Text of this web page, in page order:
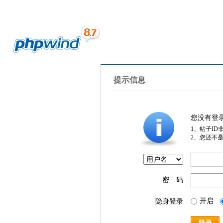
提示信息
您没有登
1、帖子ID
2、您还不
密 码
隐身登录 开启